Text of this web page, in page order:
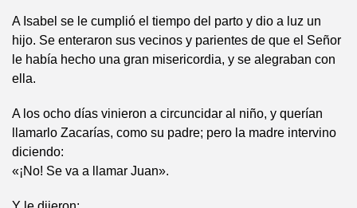
A Isabel se le cumplió el tiempo del parto y dio a luz un
hijo. Se enteraron sus vecinos y parientes de que el Señor
le había hecho una gran misericordia, y se alegraban con
ella.
A los ocho días vinieron a circuncidar al niño, y querían
llamarlo Zacarías, como su padre; pero la madre intervino
diciendo:
«¡No! Se va a llamar Juan».